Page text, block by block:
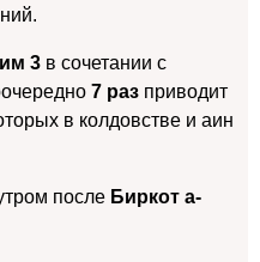
3 в сочетании с
7 раз приводит
в колдовстве и аин
после Биркот а-